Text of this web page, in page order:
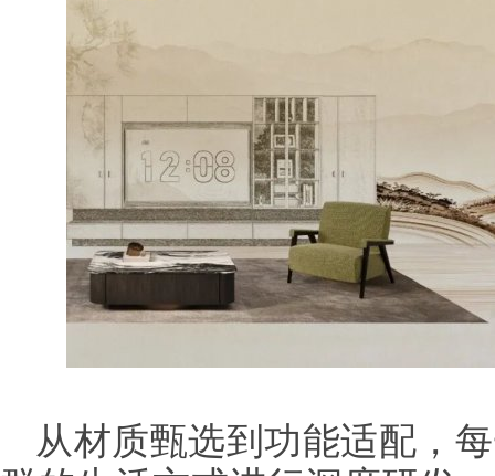
从材质甄选到功能适配，